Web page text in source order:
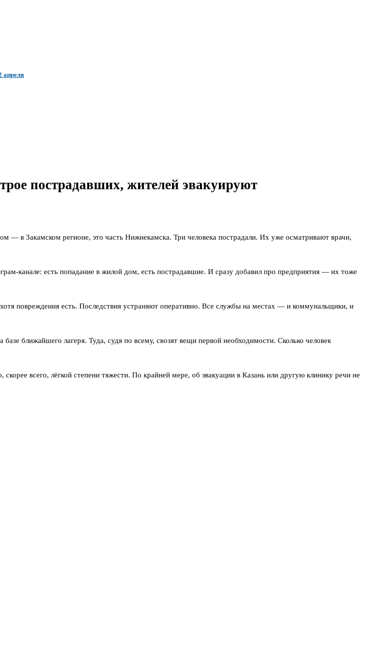
апреля
пострадавших, жителей эвакуируют
— в Закамском регионе, это часть Нижнекамска. Три человека пострадали. Их уже осматривают врачи,
канале: есть попадание в жилой дом, есть пострадавшие. И сразу добавил про предприятия — их тоже
повреждения есть. Последствия устраняют оперативно. Все службы на местах — и коммунальщики, и
ближайшего лагеря. Туда, судя по всему, свозят вещи первой необходимости. Сколько человек
всего, лёгкой степени тяжести. По крайней мере, об эвакуации в Казань или другую клинику речи не